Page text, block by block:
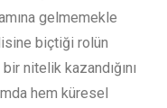
gelmemekle
biçtiği rolün
nitelik kazandığını
hem küresel